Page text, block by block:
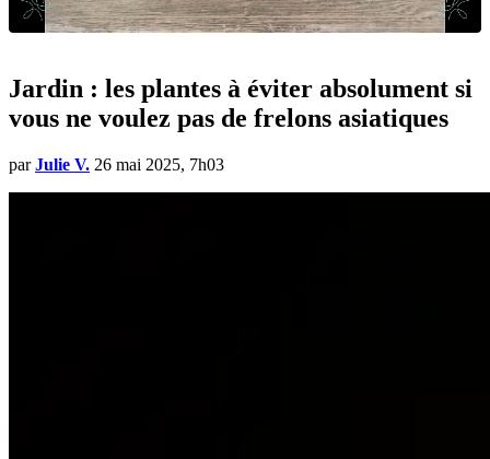
Jardin : les plantes à éviter absolument si
vous ne voulez pas de frelons asiatiques
par Julie V. 26 mai 2025, 7h03